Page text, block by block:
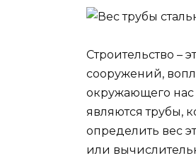
Строительство –
сооружений,
окружающего
являются трубы,
определить вес
или